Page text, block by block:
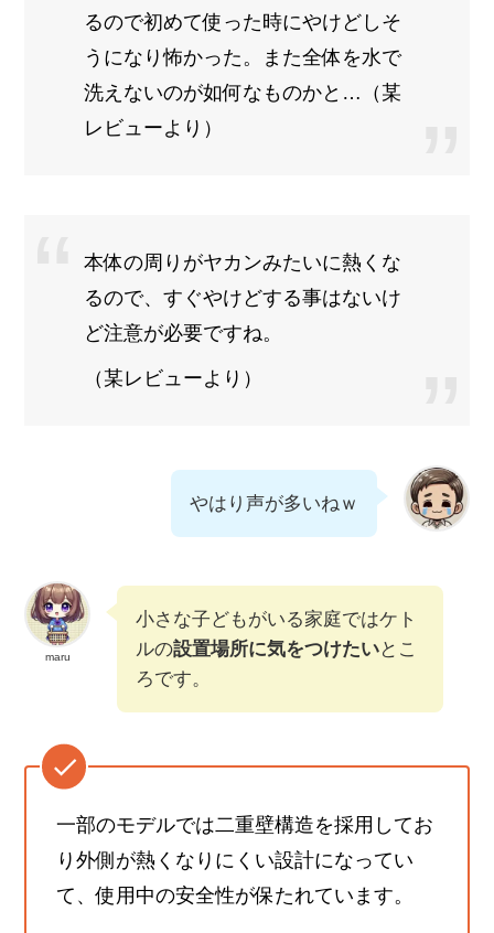
るので初めて使った時にやけどしそ
うになり怖かった。また全体を水で
洗えないのが如何なものかと…（某
レビューより）
本体の周りがヤカンみたいに熱くな
るので、すぐやけどする事はないけ
ど注意が必要ですね。
（某レビューより）
やはり声が多いねｗ
maru
小さな子どもがいる家庭ではケト
ルの設置場所に気をつけたいとこ
ろです。
一部のモデルでは二重壁構造を採用してお
り外側が熱くなりにくい設計になってい
て、使用中の安全性が保たれています。